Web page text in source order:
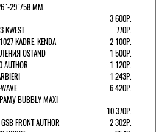
29"/58 ММ.
3 600Р.
770Р.
KADRE. KENDA
2 100Р.
OSTAND
1 500Р.
1 120Р.
1 243Р.
6 420Р.
BUBBLY MAXI
10 370Р.
FRONT AUTHOR
2 302Р.